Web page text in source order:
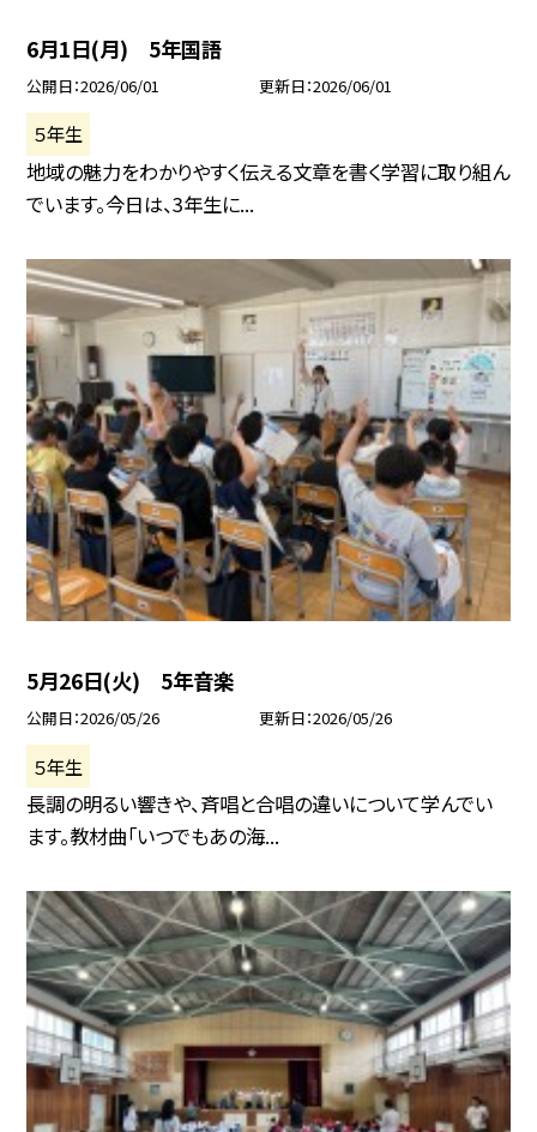
6月1日(月) 5年国語
公開日 2026/06/01 更新日 2026/06/01
５年生
地域の魅力をわかりやすく伝える文章を書く学習に取り組ん
でいます。今日は、3年生に...
5月26日(火) 5年音楽
公開日 2026/05/26 更新日 2026/05/26
５年生
長調の明るい響きや、斉唱と合唱の違いについて学んでい
ます。教材曲「いつでもあの海...